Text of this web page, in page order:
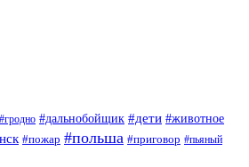
#гродно #дальнобойщик #дети #животное
#пожар #польша #приговор #пьяный